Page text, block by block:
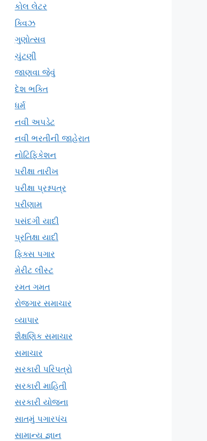
કોલ લેટર
ક્વિઝ
ગુણોત્સવ
ચુંટણી
જાણવા જેવું
દેશ ભક્તિ
ધર્મ
નવી અપડેટ
નવી ભરતીની જાહેરાત
નોટિફિકેશન
પરીક્ષા તારીખ
પરીક્ષા પ્રશ્નપત્ર
પરીણામ
પસંદગી યાદી
પ્રતિક્ષા યાદી
ફિક્સ પગાર
મેરીટ લીસ્ટ
રમત ગમત
રોજગાર સમાચાર
વ્યાપાર
શૈક્ષણિક સમાચાર
સમાચાર
સરકારી પરિપત્રો
સરકારી માહિતી
સરકારી યોજના
સાતમું પગારપંચ
સામાન્ય જ્ઞાન